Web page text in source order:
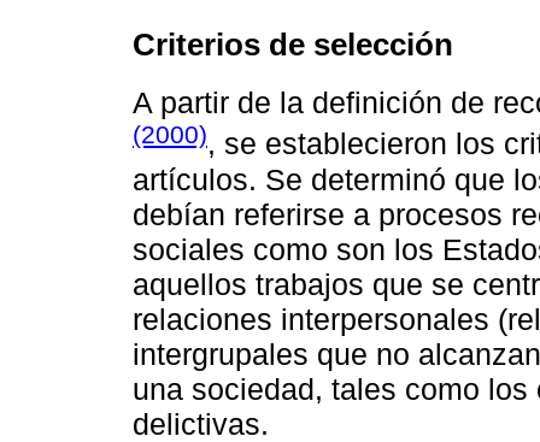
Criterios de selección
A partir de la definición de
(2000), se establecieron los
artículos. Se determinó que
debían referirse a procesos
sociales como son los
aquellos trabajos que se
relaciones interpersonales
intergrupales que no
una sociedad, tales como
delictivas.